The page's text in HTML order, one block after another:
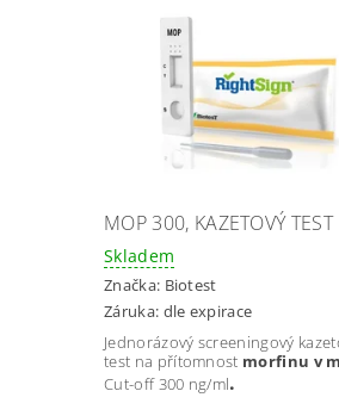
MOP 300, KAZETOVÝ TEST
Skladem
Značka: Biotest
Záruka: dle expirace
Jednorázový screeningový
test na přítomnost morfinu v
Cut-off 300 ng/ml.